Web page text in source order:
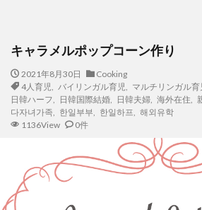
キャラメルポップコーン作り
2021年8月30日
Cooking
4人育児
バイリンガル育児 マルチリンガル育
日韓ハーフ
日韓国際結婚 日韓夫婦 海外在住
다자녀가족
한일부부 한일하프
해외유학
1136View
0件